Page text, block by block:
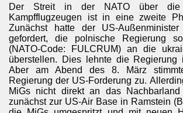
Der Streit in der NATO über die
Kampfflugzeugen ist in eine zweite
Zunächst hatte der US-
gefordert, die polnische Regierung
(NATO-Code: FULCRUM) an die
überstellen. Dies lehnte die Regierung
Aber am Abend des 8. März
Regierung der US-Forderung zu.
MiGs nicht direkt an das Nachbarland
zunächst zur US-Air Base in Ramstein